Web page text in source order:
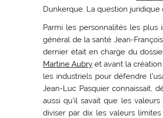
Dunkerque. La question
Parmi les personnalités les
général de la santé Jean-
dernier était en charge du
Martine Aubry et avant la
les industriels pour défendre
Jean-Luc Pasquier connaissait,
aussi qu’il savait que les
diviser par dix les valeurs